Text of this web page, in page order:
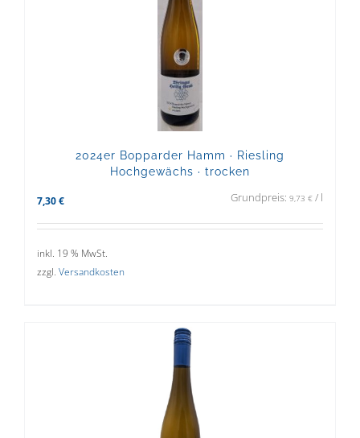
2024er Bopparder Hamm · Riesling
Hochgewächs · trocken
7,30 € Grundpreis: 9,73 € / l
inkl. 19 % MwSt.
zzgl. Versandkosten